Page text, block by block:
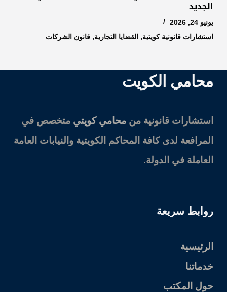
الجديد
يونيو 24, 2026
استشارات قانونية كويتية, القضايا التجارية, قانون الشركات
محامي الكويت
استشارات قانونية من محامي كويتي متخصص في
المرافعة لدى كافة المحاكم الكويتية والنيابات العامة
العاملة في الدولة.
روابط سريعة
الرئيسية
خدماتنا
حول المكتب